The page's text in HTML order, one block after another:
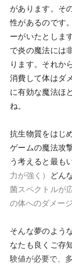
があります。そ
性があるのです
ーがいたとしま
で炎の魔法には
ります。それか
消費して体はダ
に有効な魔法ほ
ね。
抗生物質をはじ
ゲームの魔法攻
う考えると最も
力が強く）
どん
菌スペクトルが
の体へのダメー
そんな夢のよう
なたも良くご存
験値が必要で、